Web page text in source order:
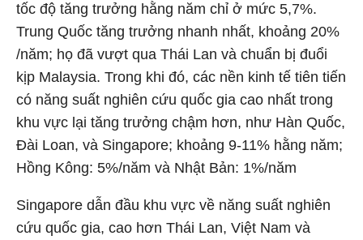
tốc độ tăng trưởng hằng năm chỉ ở mức 5,7%.
Trung Quốc tăng trưởng nhanh nhất, khoảng 20%
/năm; họ đã vượt qua Thái Lan và chuẩn bị đuổi
kịp Malaysia. Trong khi đó, các nền kinh tế tiên tiến
có năng suất nghiên cứu quốc gia cao nhất trong
khu vực lại tăng trưởng chậm hơn, như Hàn Quốc,
Đài Loan, và Singapore; khoảng 9-11% hằng năm;
Hồng Kông: 5%/năm và Nhật Bản: 1%/năm
Singapore dẫn đầu khu vực về năng suất nghiên
cứu quốc gia, cao hơn Thái Lan, Việt Nam và